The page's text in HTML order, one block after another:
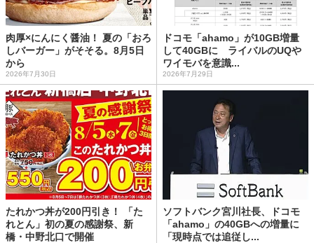
肉厚×にんにく醤油！ 夏の「おろ
しバーガー」がそそる。8月5日
から
2026年7月30日
ドコモ「ahamo」が10GB増量
して40GBに ライバルのUQや
ワイモバを意識...
2026年7月29日
たれかつ丼が200円引き！ 「た
れとん」初の夏の感謝祭、新
橋・中野北口で開催
ソフトバンク宮川社長、ドコモ
「ahamo」の40GBへの増量に
「現時点では追従し...